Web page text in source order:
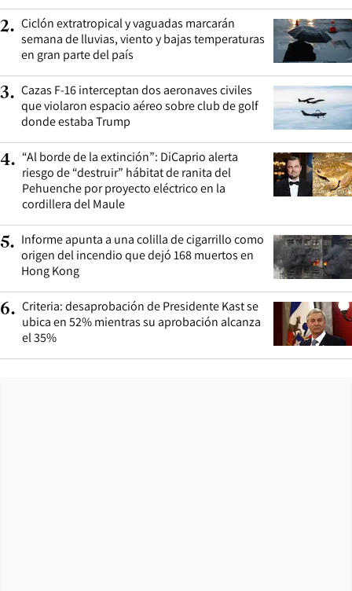
2. Ciclón extratropical y vaguadas marcarán
semana de lluvias, viento y bajas temperaturas
en gran parte del país
3. Cazas F-16 interceptan dos aeronaves civiles
que violaron espacio aéreo sobre club de golf
donde estaba Trump
4. “Al borde de la extinción”: DiCaprio alerta
riesgo de “destruir” hábitat de ranita del
Pehuenche por proyecto eléctrico en la
cordillera del Maule
5. Informe apunta a una colilla de cigarrillo como
origen del incendio que dejó 168 muertos en
Hong Kong
6. Criteria: desaprobación de Presidente Kast se
ubica en 52% mientras su aprobación alcanza
el 35%